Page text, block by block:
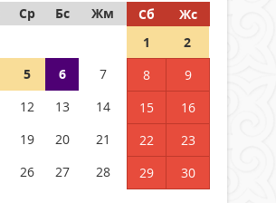
Ср Бс Жм Сб
Жс
1
2
5 6 7 8
9
12 13 14 15
16
19 20 21 22
23
26 27 28 29
30